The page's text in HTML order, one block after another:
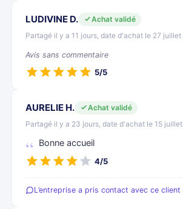
LUDIVINE D.
Achat validé
Partagé il y a 11 jours, date d'achat le 27 juillet
Avis sans commentaire
5/5
AURELIE H.
Achat validé
Partagé il y a 23 jours, date d'achat le 15 juillet
Bonne accueil
4/5
L’entreprise a pris contact avec ce client